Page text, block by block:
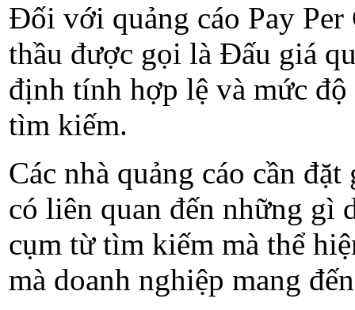
Đối với quảng cáo Pay
thầu được gọi là Đấu giá
định tính hợp lệ và mức độ
tìm kiếm.
Các nhà quảng cáo cần
có liên quan đến những gì
cụm từ tìm kiếm mà thể
mà doanh nghiệp mang